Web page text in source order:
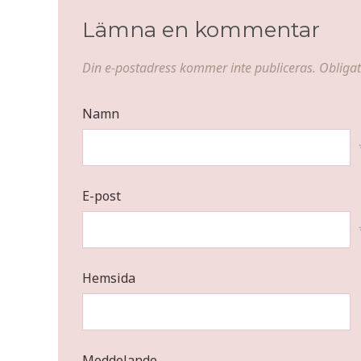
Lämna en kommentar
Din e-postadress kommer inte publiceras.
Namn
E-post
Hemsida